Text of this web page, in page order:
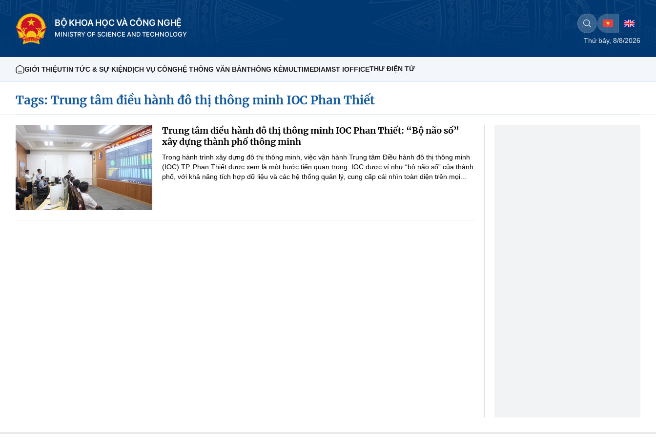
BỘ KHOA HỌC VÀ CÔNG NGHỆ
MINISTRY OF SCIENCE AND TECHNOLOGY
Thứ bảy, 8/8/2026
GIỚI THIỆUTIN TỨC & SỰ KIỆNDỊCH VỤ CÔNGHỆ THỐNG VĂN BẢNTHỐNG KÊMULTIMEDIAMST IOFFICETHƯ ĐIỆN TỬ
Tags: Trung tâm điều hành đô thị thông minh IOC Phan Thiết
Trung tâm điều hành đô thị thông minh IOC Phan Thiết: “Bộ não số”
xây dựng thành phố thông minh
Trong hành trình xây dựng đô thị thông minh, việc vận hành Trung tâm Điều hành đô thị thông minh
(IOC) TP. Phan Thiết được xem là một bước tiến quan trọng. IOC được ví như “bộ não số” của thành
phố, với khả năng tích hợp dữ liệu và các hệ thống quản lý, cung cấp cái nhìn toàn diện trên mọi...